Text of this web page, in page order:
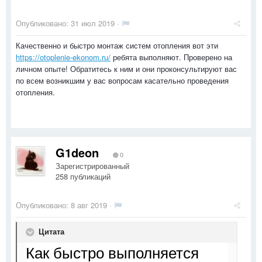
Опубликовано: 31 июл 2019 ·
Качественно и быстро монтаж систем отопления вот эти
https://otoplenie-ekonom.ru/ ребята выполняют. Проверено на
личном опыте! Обратитесь к ним и они проконсультируют вас
по всем возникшим у вас вопросам касательно проведения
отопления.
G1deon 0
Зарегистрированный
258 публикаций
Опубликовано: 8 авг 2019 ·
Цитата
Как быстро выполняется